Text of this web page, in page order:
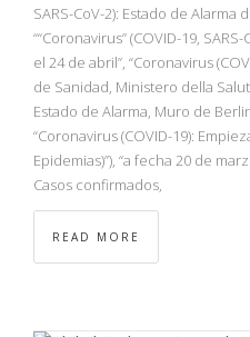
SARS-CoV-2): Estado de Alarma
““Coronavirus” (COVID-19,
el 24 de abril”, “Coronavirus
de Sanidad, Ministero della
Estado de Alarma, Muro de
“Coronavirus (COVID-19):
Epidemias)”), “a fecha 20 de
Casos confirmados,
READ MORE